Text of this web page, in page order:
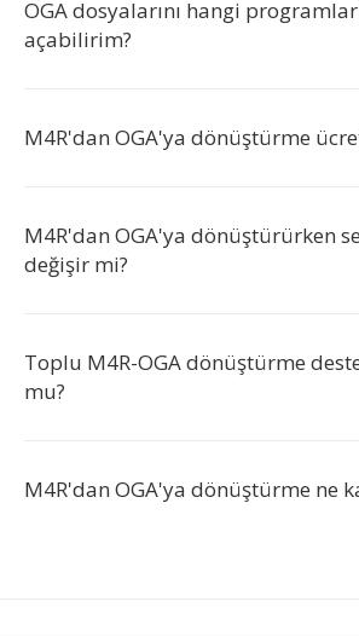
OGA dosyalarını hangi
açabilirim?
M4R'dan OGA'ya dönüştürme
M4R'dan OGA'ya dönüştürürken
değişir mi?
Toplu M4R-OGA dönüştürme
mu?
M4R'dan OGA'ya dönüştürme ne